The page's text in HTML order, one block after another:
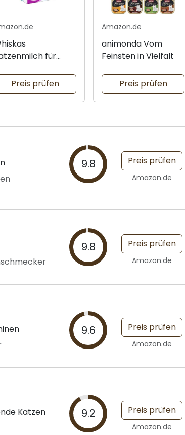
für
Preis prüfen
Amazon.de
animonda Vom
Feinsten in Vielfalt
Preis prüfen
9.8 Preis prüfen
Amazon.de
9.8 Preis prüfen
Amazon.de
9.6 Preis prüfen
Amazon.de
Katzen
9.2 Preis prüfen
Amazon.de